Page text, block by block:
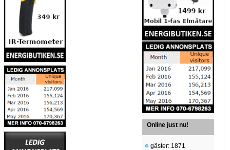
Online just nu!
gäster: 1871